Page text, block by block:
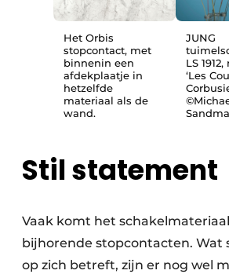
Het Orbis
stopcontact, met
binnenin een
afdekplaatje in
hetzelfde
materiaal als de
wand.
JUNG
LS
‘Les
Stil statement
Vaak komt het
bijhorende stopcontacten. Wat
op zich betreft, zijn er nog wel